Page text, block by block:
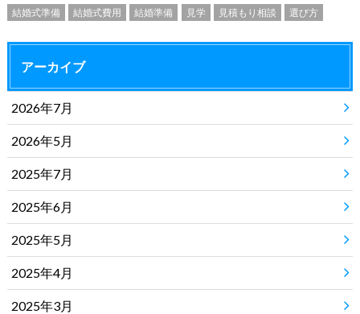
結婚式準備
結婚式費用 結婚準備 見学 見積もり相談 選び方
アーカイブ
2026年7月
2026年5月
2025年7月
2025年6月
2025年5月
2025年4月
2025年3月